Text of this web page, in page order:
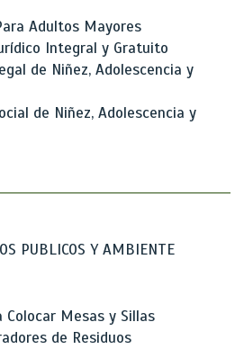
Adultos Mayores
Integral y Gratuito
de Niñez, Adolescencia y
de Niñez, Adolescencia y
PUBLICOS Y AMBIENTE
Mesas y Sillas
de Residuos